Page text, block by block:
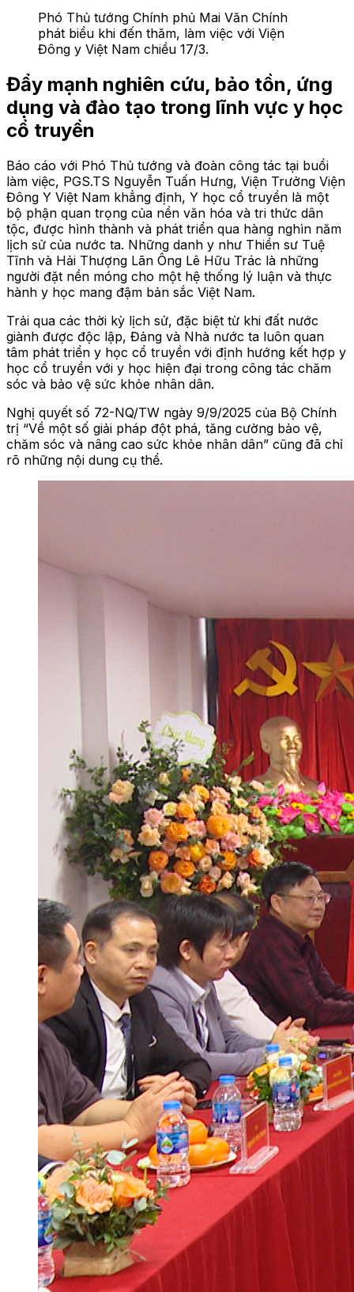
Phó Thủ tướng Chính phủ Mai Văn Chính
phát biểu khi đến thăm, làm việc với Viện
Đông y Việt Nam chiều 17/3.
Đẩy mạnh nghiên cứu, bảo tồn, ứng
dụng và đào tạo trong lĩnh vực y học
cổ truyền
Báo cáo với Phó Thủ tướng và đoàn công tác tại buổi
làm việc, PGS.TS Nguyễn Tuấn Hưng, Viện Trưởng Viện
Đông Y Việt Nam khẳng định, Y học cổ truyền là một
bộ phận quan trọng của nền văn hóa và tri thức dân
tộc, được hình thành và phát triển qua hàng nghìn năm
lịch sử của nước ta. Những danh y như Thiền sư Tuệ
Tĩnh và Hải Thượng Lãn Ông Lê Hữu Trác là những
người đặt nền móng cho một hệ thống lý luận và thực
hành y học mang đậm bản sắc Việt Nam.
Trải qua các thời kỳ lịch sử, đặc biệt từ khi đất nước
giành được độc lập, Đảng và Nhà nước ta luôn quan
tâm phát triển y học cổ truyền với định hướng kết hợp y
học cổ truyền với y học hiện đại trong công tác chăm
sóc và bảo vệ sức khỏe nhân dân.
Nghị quyết số 72-NQ/TW ngày 9/9/2025 của Bộ Chính
trị “Về một số giải pháp đột phá, tăng cường bảo vệ,
chăm sóc và nâng cao sức khỏe nhân dân” cũng đã chỉ
rõ những nội dung cụ thể.